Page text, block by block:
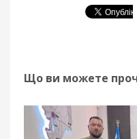
Що ви можете